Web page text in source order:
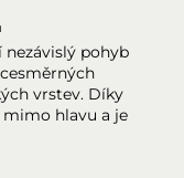
pohyb
vrstev. Díky
hlavu a je